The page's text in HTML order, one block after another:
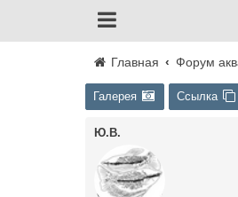
Главная Форум
Галерея Ссылка
Ю.В.